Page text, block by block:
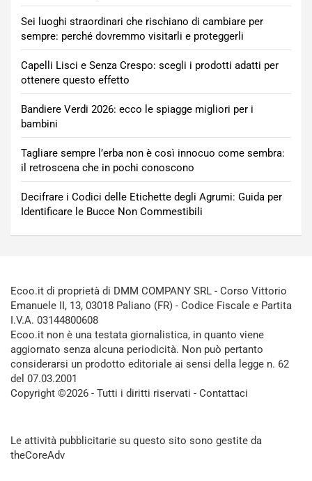
Sei luoghi straordinari che rischiano di cambiare per
sempre: perché dovremmo visitarli e proteggerli
Capelli Lisci e Senza Crespo: scegli i prodotti adatti per
ottenere questo effetto
Bandiere Verdi 2026: ecco le spiagge migliori per i
bambini
Tagliare sempre l’erba non è così innocuo come sembra:
il retroscena che in pochi conoscono
Decifrare i Codici delle Etichette degli Agrumi: Guida per
Identificare le Bucce Non Commestibili
Ecoo.it di proprietà di DMM COMPANY SRL - Corso Vittorio
Emanuele II, 13, 03018 Paliano (FR) - Codice Fiscale e Partita
I.V.A. 03144800608
Ecoo.it non è una testata giornalistica, in quanto viene
aggiornato senza alcuna periodicità. Non può pertanto
considerarsi un prodotto editoriale ai sensi della legge n. 62
del 07.03.2001
Copyright ©2026 - Tutti i diritti riservati - Contattaci
Le attività pubblicitarie su questo sito sono gestite da
theCoreAdv